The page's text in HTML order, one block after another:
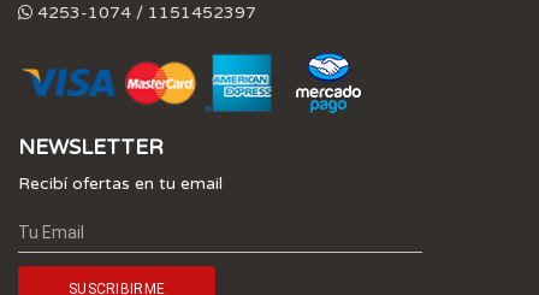
4253-1074 / 1151452397
NEWSLETTER
Recibí ofertas en tu email